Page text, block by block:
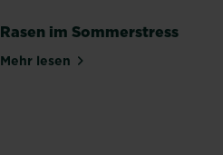
Rasen im Sommerstress
Mehr lesenüber Rasen im